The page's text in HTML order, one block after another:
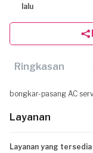
lalu
Ringkasan
bongkar-pasang AC
Layanan
Layanan yang tersedia